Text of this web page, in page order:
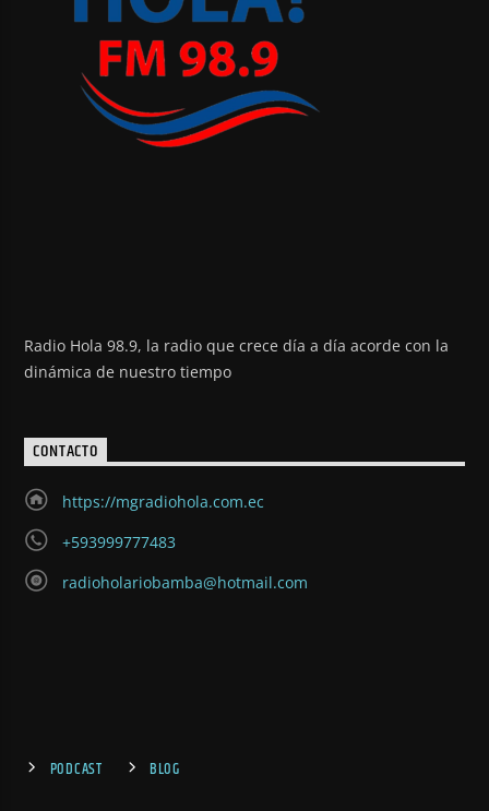
Radio Hola 98.9, la radio que crece día a día acorde con la
dinámica de nuestro tiempo
CONTACTO
https://mgradiohola.com.ec
+593999777483
radioholariobamba@hotmail.com
PODCAST BLOG